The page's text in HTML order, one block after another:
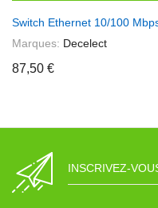
Switch Ethernet 10/100
Marques: Decelect
87,50 €
INSCRIVEZ-